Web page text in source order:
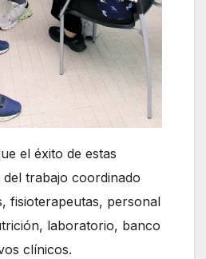
el éxito de estas
trabajo coordinado
fisioterapeutas, personal
laboratorio, banco
clínicos.